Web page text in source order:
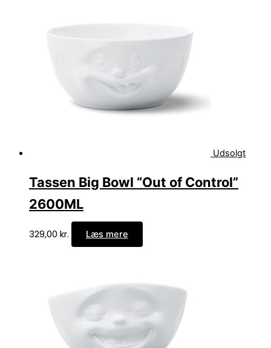
Udsolgt
Tassen Big Bowl “Out of Control”
2600ML
329,00 kr. Læs mere